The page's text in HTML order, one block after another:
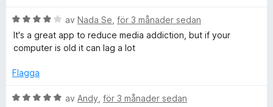
F
c
v
5
t
4
a
5
B
e
t
g
a
av Nada Se för 3 månader sedan
It's a great app to reduce media addiction, but if your
computer is old it can lag a lot
Flagga
B
av Andy för 3 månader sedan